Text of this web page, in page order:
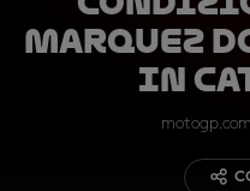
Marquez
in
motogp.com